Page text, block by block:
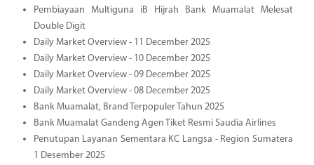
Pembiayaan Multiguna iB Hijrah Bank Muamalat Melesat
Double Digit
Daily Market Overview - 11 December 2025
Daily Market Overview - 10 December 2025
Daily Market Overview - 09 December 2025
Daily Market Overview - 08 December 2025
Bank Muamalat, Brand Terpopuler Tahun 2025
Bank Muamalat Gandeng Agen Tiket Resmi Saudia Airlines
Penutupan Layanan Sementara KC Langsa - Region Sumatera
1 Desember 2025